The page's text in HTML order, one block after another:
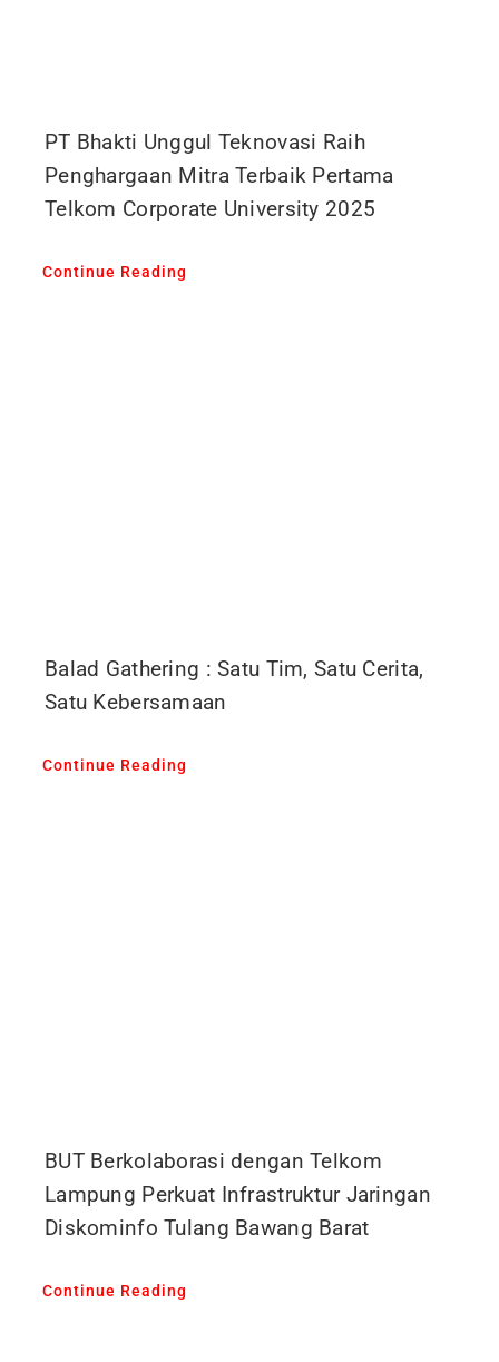
PT Bhakti Unggul Teknovasi Raih
Penghargaan Mitra Terbaik Pertama
Telkom Corporate University 2025
Continue Reading
Balad Gathering : Satu Tim, Satu Cerita,
Satu Kebersamaan
Continue Reading
BUT Berkolaborasi dengan Telkom
Lampung Perkuat Infrastruktur Jaringan
Diskominfo Tulang Bawang Barat
Continue Reading